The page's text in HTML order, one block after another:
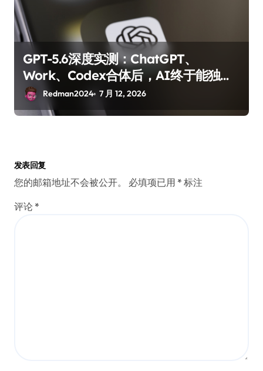
GPT-5.6深度实测：ChatGPT、
Work、Codex合体后，AI终于能独立
完成一个项目了？
Redman2024 7 月 12, 2026
发表回复
您的邮箱地址不会被公开。 必填项已用 * 标注
评论 *